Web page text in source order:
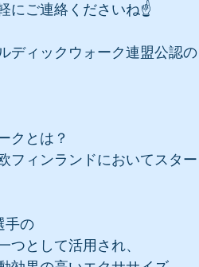
にご連絡くださいね☝️
ディックウォーク連盟公認
クとは？
ィンランドにおいてスタ
手の
つとして活用され、